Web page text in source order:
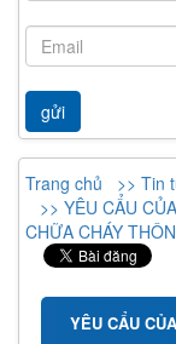
Trang chủ >> Tin
>> YÊU CẨU
CHỮA CHÁY
YÊU CẨU